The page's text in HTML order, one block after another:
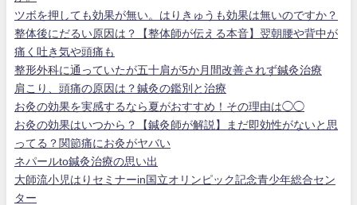
ツボを押しても効果が無い。はりきゅうも効果は無いのですか？
整体後にだるい原因は？【整体師が伝える本音】翌朝腰や背中が
痛く吐き気や頭痛も
整形外科に通っていたが五十肩が5か月間改善されず鍼灸治療
肩こり、頭痛の原因は？鍼灸の鑑別と治療
お灸の効果を実感するなら夏がおすすめ！その理由は◯◯
お灸の効果はいつから？【鍼灸師が解説】まだ即効性がないと思
ってる？関節痛にお灸がヤバい
ネパールto鍼灸治療の思い出
大師流小児はりセミナーin国立オリンピック記念青少年総合セン
ター